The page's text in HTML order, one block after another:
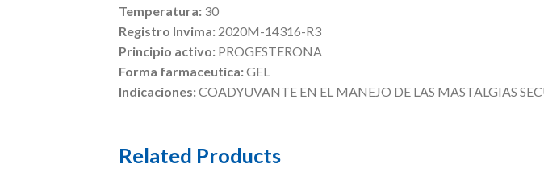
Temperatura: 30
Registro Invima: 2020M-14316-R3
Principio activo: PROGESTERONA
Forma farmaceutica:GEL
Indicaciones:COADYUVANTE EN EL MANEJO DE LAS MASTALGIAS
Related Products